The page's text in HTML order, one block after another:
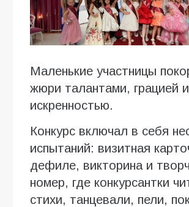
Маленькие участницы
жюри талантами, грацией и
искренностью.
Конкурс включал в себя
испытаний: визитная
дефиле, викторина и
номер, где конкурсантки
стихи, танцевали, пели,